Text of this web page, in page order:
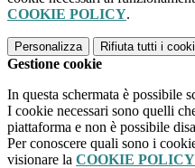
COOKIE POLICY.
Personalizza Rifiuta tutti i
Gestione cookie
In questa schermata è possibile
I cookie necessari sono quelli
piattaforma e non è possibile
Per conoscere quali sono i
visionare la COOKIE POLICY